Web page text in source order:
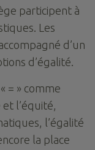
participent à
Les
d’un
d’égalité.
= » comme
l’équité,
l’égalité
la place